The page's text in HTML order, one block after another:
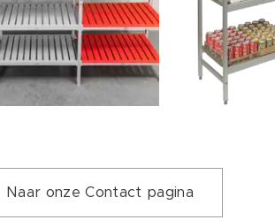
Naar onze Contact pagina